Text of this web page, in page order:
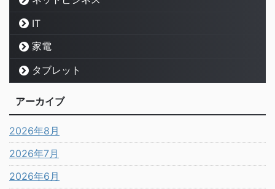
IT
家電
タブレット
アーカイブ
2026年8月
2026年7月
2026年6月